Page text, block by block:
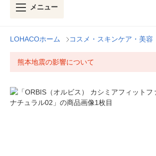
メニュー
LOHACOホーム コスメ・スキンケア・美容
熊本地震の影響について